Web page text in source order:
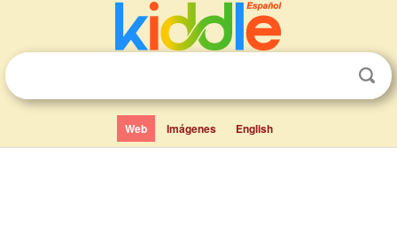
Web Imágenes English